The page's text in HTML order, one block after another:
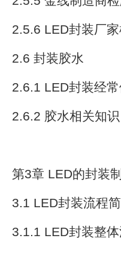
2.5.6 LED封装厂
2.6 封装胶水
2.6.1 LED封装经
2.6.2 胶水相关知识
第3章 LED的封装
3.1 LED封装流程
3.1.1 LED封装整